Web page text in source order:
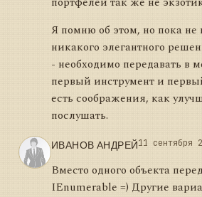
Я помню об этом, но пока не
никакого элегантного
- необходимо передавать в
первый инструмент и
есть соображения, как
послушать.
ИВАНОВ АНДРЕЙ11 сентября
Вместо одного объекта
IEnumerable =) Другие